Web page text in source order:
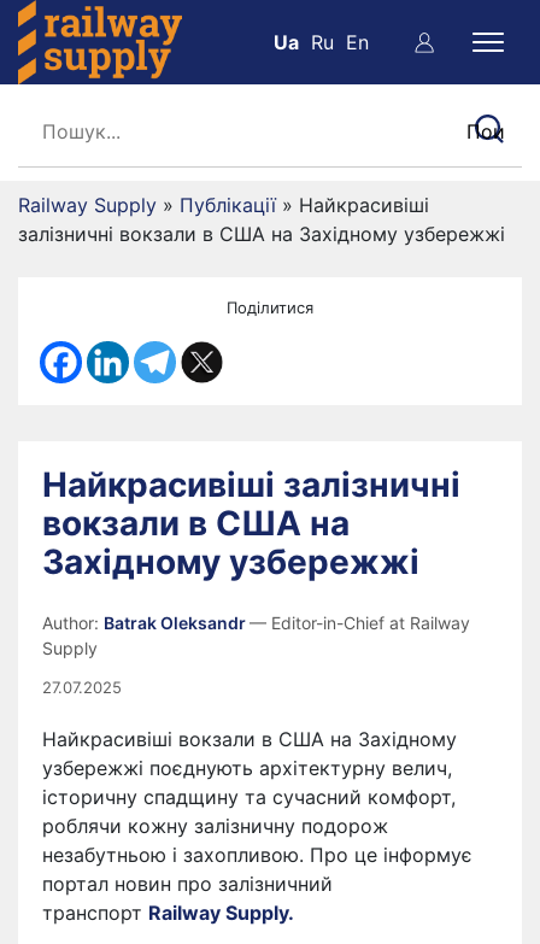
Ua Ru En
Railway Supply » Публікації» Найкрасивіші
залізничні вокзали в США на Західному узбережжі
Поділитися
Найкрасивіші залізничні
вокзали в США на
Західному узбережжі
Author: Batrak Oleksandr— Editor-in-Chief at Railway
Supply
27.07.2025
Найкрасивіші вокзали в США на Західному
узбережжі поєднують архітектурну велич,
історичну спадщину та сучасний комфорт,
роблячи кожну залізничну подорож
незабутньою і захопливою. Про це інформує
портал новин про залізничний
транспорт Railway Supply.